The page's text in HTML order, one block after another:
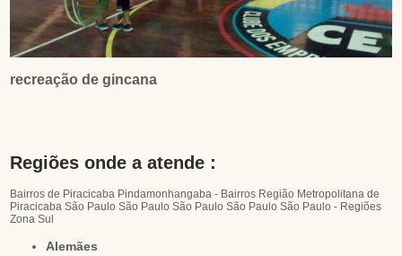
recreação de gincana
Regiões onde a atende :
Bairros de Piracicaba Pindamonhangaba - Bairros Região Metropolitana de
Piracicaba São Paulo São Paulo São Paulo São PauloSão Paulo - Regiões
Zona Sul
Alemães